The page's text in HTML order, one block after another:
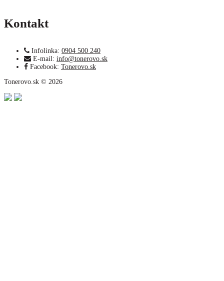
Kontakt
Infolinka: 0904 500 240
E-mail: info@tonerovo.sk
Facebook: Tonerovo.sk
Tonerovo.sk © 2026